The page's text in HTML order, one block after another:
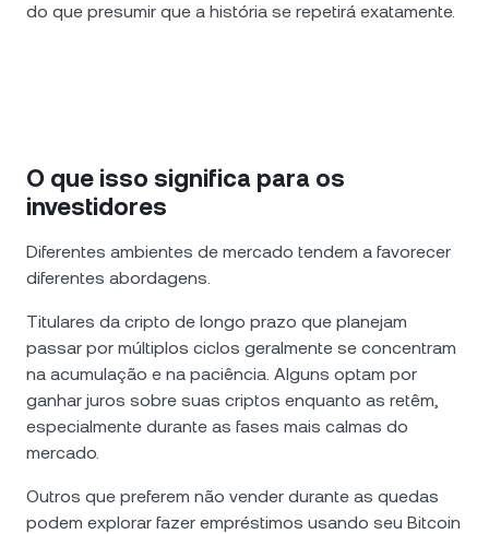
do que presumir que a história se repetirá exatamente.
O que isso significa para os
investidores
Diferentes ambientes de mercado tendem a favorecer
diferentes abordagens.
Titulares da cripto de longo prazo que planejam
passar por múltiplos ciclos geralmente se concentram
na acumulação e na paciência. Alguns optam por
ganhar juros sobre suas criptos enquanto as retêm,
especialmente durante as fases mais calmas do
mercado.
Outros que preferem não vender durante as quedas
podem explorar fazer empréstimos usando seu Bitcoin